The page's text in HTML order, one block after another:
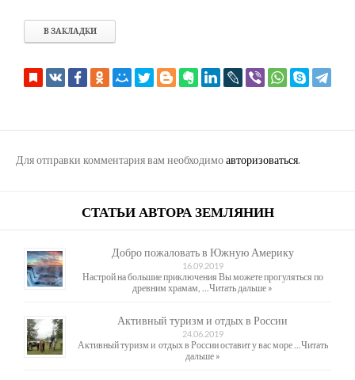
В ЗАКЛАДКИ
Для отправки комментария вам необходимоавторизоваться.
СТАТЬИ АВТОРА ЗЕМЛЯНИН
Добро пожаловать в Южную Америку
16.09.2019
Настрой на большие приключения Вы можете прогуляться по
древним храмам, ... Читать дальше »
Активный туризм и отдых в России
24.06.2019
Активный туризм и отдых в России оставит у вас море ... Читать
дальше »